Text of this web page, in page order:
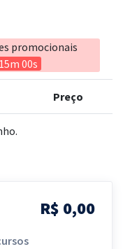
promocionais
15m 00s
Preço
R$ 0,00